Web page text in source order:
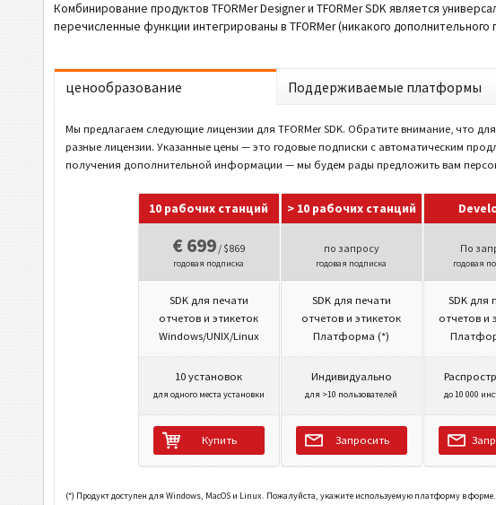
Комбинирование продуктов TFORMer Designer и TFORMer SDK является
перечисленные функции интегрированы в TFORMer (никакого
ценообразование Поддерживаемые платформы
Мы предлагаем следующие лицензии для TFORMer SDK. Обратите внимание, что
разные лицензии. Указанные цены — это годовые подписки с автоматическим
получения дополнительной информации — мы будем рады предложить вам
10 рабочих станций
€ 699 / $869
годовая подписка
SDK для печати
отчетов и этикеток
Windows/UNIX/Linux
10 установок
для одного места установки
Купить
> 10 рабочих станций
по запросу
годовая подписка
SDK для печати
отчетов и этикеток
Платформа (*)
Индивидуально
для >10 пользователей
Запросить
По
годовая
SDK для
отчетов и
до 10 000
(*) Продукт доступен для Windows, MacOS и Linux. Пожалуйста, укажите используемую платформу в форме.